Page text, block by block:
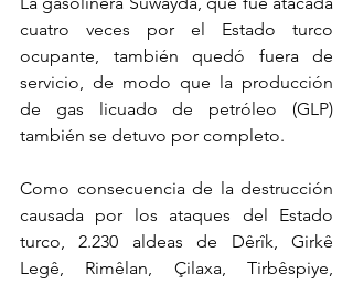
cuatro veces por el Estado turco
ocupante, también quedó fuera de
servicio, de modo que la producción
de gas licuado de petróleo (GLP)
también se detuvo por completo.
Como consecuencia de la destrucción
causada por los ataques del Estado
turco, 2.230 aldeas de Dêrîk, Girkê
Legê, Rimêlan, Çilaxa, Tirbêspiye,